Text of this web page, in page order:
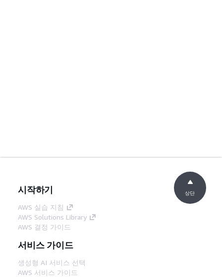
시작하기
AWS 실습 지침
AWS Solutions Library
AWS 결정 가이드
서비스 가이드
생성형 AI 서비스 선택
AWS 서비스 가이드
상단